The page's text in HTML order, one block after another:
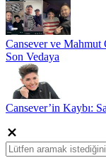
Cansever ve
Son Vedaya
Cansever’in Kaybı: